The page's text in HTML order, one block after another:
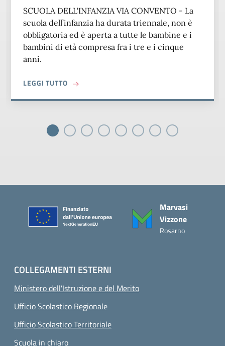
SCUOLA DELL'INFANZIA VIA CONVENTO - La
scuola dell’infanzia ha durata triennale, non è
obbligatoria ed è aperta a tutte le bambine e i
bambini di età compresa fra i tre e i cinque
anni.
LEGGI TUTTOA PROPOSITO DI INFANZIA A TEMPO
Marvasi
Vizzone
Rosarno
COLLEGAMENTI ESTERNI
Ministero dell'Istruzione e del Merito
Ufficio Scolastico Regionale
Ufficio Scolastico Territoriale
Scuola in chiaro